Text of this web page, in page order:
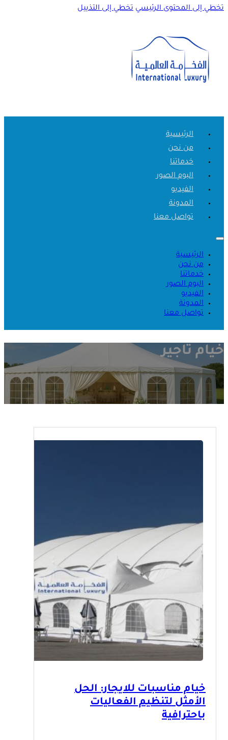
تخطي إلى المحتوى الرئيسي تخطي إلى التذييل
الرئيسية
من نحن
خدماتنا
البوم الصور
الفيديو
المدونة
تواصل معنا
الرئيسية
من نحن
خدماتنا
البوم الصور
الفيديو
المدونة
تواصل معنا
خيام تاجير
خيام مناسبات للايجار: الحل
الأمثل لتنظيم الفعاليات
باحترافية